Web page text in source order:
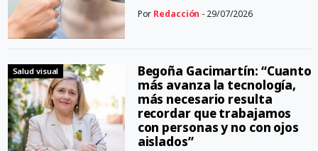
Por Redacción - 29/07/2026
Salud visual
Begoña Gacimartín: “Cuanto
más avanza la tecnología,
más necesario resulta
recordar que trabajamos
con personas y no con ojos
aislados”